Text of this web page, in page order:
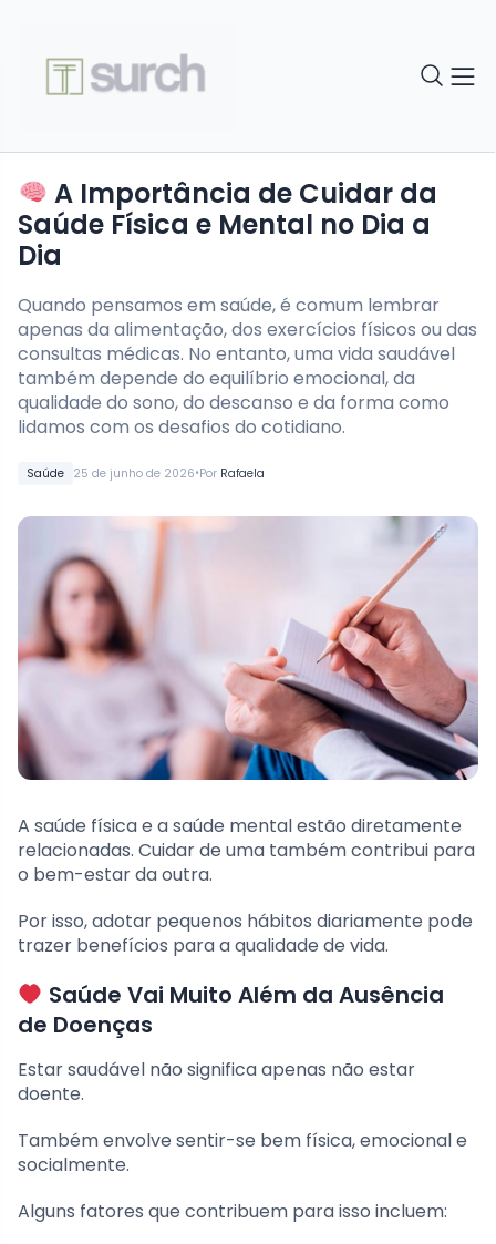
Saúde 25 de junho de 2026•Por Rafaela
A Importância de Cuidar da
Saúde Física e Mental no Dia a
Dia
Quando pensamos em saúde, é comum lembrar
apenas da alimentação, dos exercícios físicos ou das
consultas médicas. No entanto, uma vida saudável
também depende do equilíbrio emocional, da
qualidade do sono, do descanso e da forma como
lidamos com os desafios do cotidiano.
A saúde física e a saúde mental estão diretamente
relacionadas. Cuidar de uma também contribui para
o bem-estar da outra.
Por isso, adotar pequenos hábitos diariamente pode
trazer benefícios para a qualidade de vida.
Saúde Vai Muito Além da Ausência
de Doenças
Estar saudável não significa apenas não estar
doente.
Também envolve sentir-se bem física, emocional e
socialmente.
Alguns fatores que contribuem para isso incluem: